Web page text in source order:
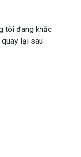
tôi đang khắc
lại sau